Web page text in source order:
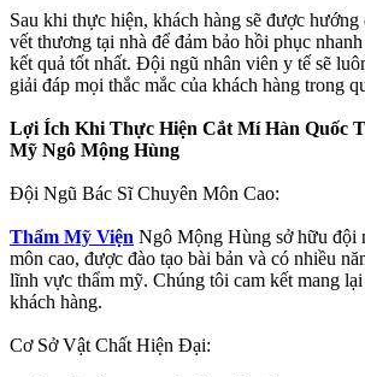
Sau khi thực hiện, khách hàng sẽ được hướng
vết thương tại nhà để đảm bảo hồi phục
kết quả tốt nhất. Đội ngũ nhân viên y tế sẽ
giải đáp mọi thắc mắc của khách hàng trong
Lợi Ích Khi Thực Hiện Cắt Mí Hàn Quốc
Mỹ Ngô Mộng Hùng
Đội Ngũ Bác Sĩ Chuyên Môn Cao:
Thẩm Mỹ Viện Ngô Mộng Hùng sở hữu đội
môn cao, được đào tạo bài bản và có nhiều
lĩnh vực thẩm mỹ. Chúng tôi cam kết mang
khách hàng.
Cơ Sở Vật Chất Hiện Đại: